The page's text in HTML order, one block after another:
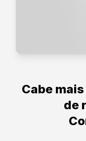
Cabe
de